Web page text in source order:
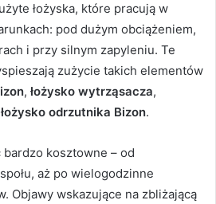
łożyska, które pracują w
pod dużym obciążeniem,
i przy silnym zapyleniu. Te
zużycie takich elementów
, łożysko wytrząsacza,
łożysko odrzutnika Bizon.
kosztowne – od
aż po wielogodzinne
Objawy wskazujące na zbliżającą